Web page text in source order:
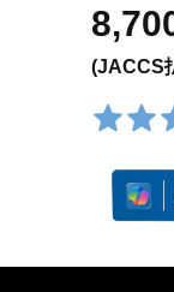
特設サイト
(JACCS